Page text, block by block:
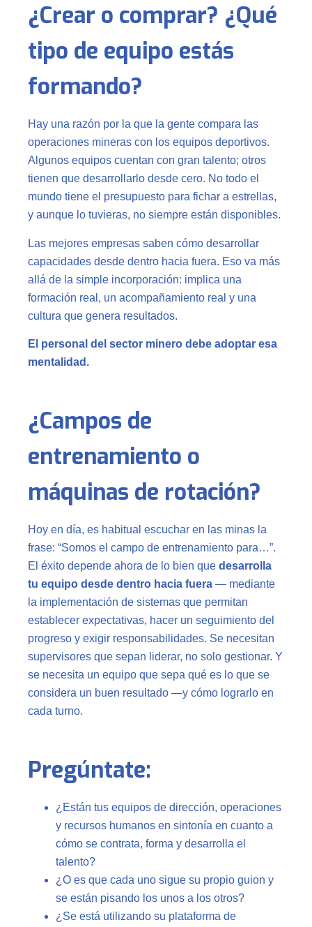
¿Crear o comprar? ¿Qué
tipo de equipo estás
formando?
Hay una razón por la que la gente compara las
operaciones mineras con los equipos deportivos.
Algunos equipos cuentan con gran talento; otros
tienen que desarrollarlo desde cero. No todo el
mundo tiene el presupuesto para fichar a estrellas,
y aunque lo tuvieras, no siempre están disponibles.
Las mejores empresas saben cómo desarrollar
capacidades desde dentro hacia fuera. Eso va más
allá de la simple incorporación: implica una
formación real, un acompañamiento real y una
cultura que genera resultados.
El personal del sector minero debe adoptar esa
mentalidad.
¿Campos de
entrenamiento o
máquinas de rotación?
Hoy en día, es habitual escuchar en las minas la
frase: “Somos el campo de entrenamiento para…”.
El éxito depende ahora de lo bien que desarrolla
tu equipo desde dentro hacia fuera — mediante
la implementación de sistemas que permitan
establecer expectativas, hacer un seguimiento del
progreso y exigir responsabilidades. Se necesitan
supervisores que sepan liderar, no solo gestionar. Y
se necesita un equipo que sepa qué es lo que se
considera un buen resultado —y cómo lograrlo en
cada turno.
Pregúntate:
¿Están tus equipos de dirección, operaciones
y recursos humanos en sintonía en cuanto a
cómo se contrata, forma y desarrolla el
talento?
¿O es que cada uno sigue su propio guion y
se están pisando los unos a los otros?
¿Se está utilizando su plataforma de